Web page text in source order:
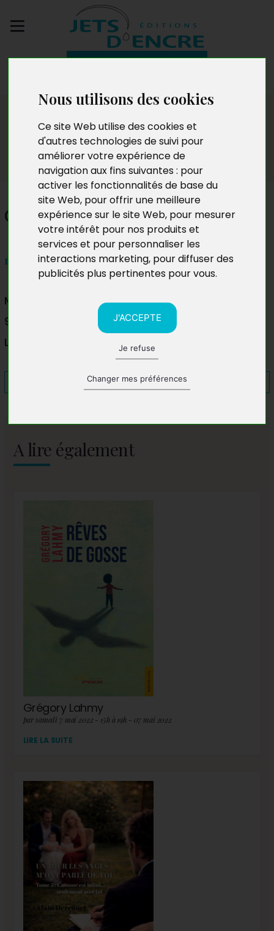
Nous utilisons des cookies
Ce site Web utilise des cookies et
d'autres technologies de suivi pour
améliorer votre expérience de
navigation aux fins suivantes : pour
activer les fonctionnalités de base du
site Web, pour offrir une meilleure
expérience sur le site Web, pour mesurer
votre intérêt pour nos produits et
services et pour personnaliser les
interactions marketing, pour diffuser des
publicités plus pertinentes pour vous.
J'ACCEPTE
Je refuse
Changer mes préférences
Dédicaces
Cynthia Marion
mercredi 21 octobre de 16h à 18h
Médiathèque de Sainte Marie
97438 Sainte-Marie
La Réunion
A lire également
Grégory Lahmy
par samedi 7 mai 2022 - 15h à 19h - 07 mai 2022
LIRE LA SUITE